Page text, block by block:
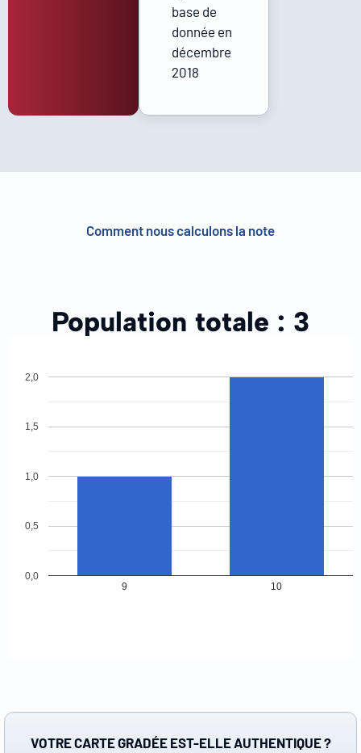
base de
donnée en
décembre
2018
Comment nous calculons la note
Population totale : 3
9 10
0,0
0,5
1,0
1,5
2,0
VOTRE CARTE GRADÉE EST-ELLE AUTHENTIQUE ?